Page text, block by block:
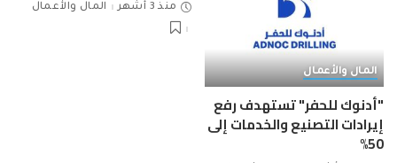
المال والأعمال
"أدنوك للحفر" تستهدف رفع
إيرادات التصنيع والخدمات إلى
50%
منذ 3 أشهر المال والأعمال